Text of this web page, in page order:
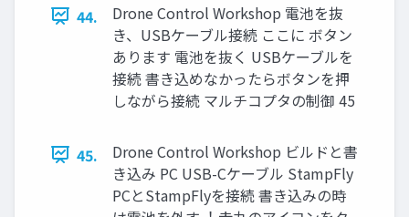
44.
Drone Control Workshop 電池を抜
き、USBケーブル接続 ここに ボタン
あります 電池を抜く USBケーブルを
接続 書き込めなかったらボタンを押
しながら接続 マルチコプタの制御 45
45.
Drone Control Workshop ビルドと書
き込み PC USB-Cケーブル StampFly
PCとStampFlyを接続 書き込みの時